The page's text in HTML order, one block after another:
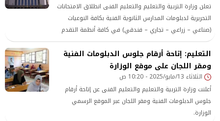
تعلن وزارة التربية والتعليم والتعليم الفنى انطلاق الامتحانات
التحريرية لدبلومات المدارس الثانوية الفنية بكافة النوعيات
(صناعي – زراعي – تجاري – فندقي) في كافة أنظمة التقدم
(نظام السنوات الثلاث – إعداد مهني – نظام السنوات الخمس –
تعليم وتدريب مزدوج – تكنولوجيا تطبيقية) على مستوى
الجمهورية للعام الدراسي الحالي 2024 - 2025.
التعليم: إتاحة أرقام جلوس الدبلومات الفنية
ومقر اللجان على موقع الوزارة
الثلاثاء 13/مايو/2025 - 10:20 ص
أعلنت وزارة التربية والتعليم والتعليم الفنى عن إتاحة أرقام
جلوس الدبلومات الفنية ومقر اللجان عبر الموقع الرسمي
الوزارة.